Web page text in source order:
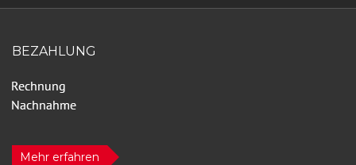
BEZAHLUNG
Mehr erfahren